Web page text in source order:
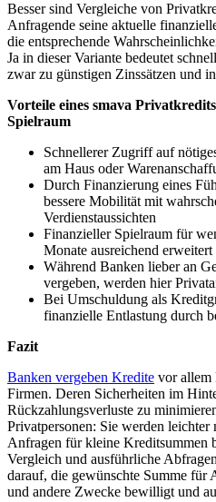
Besser sind Vergleiche von
Anfragende seine aktuelle
die entsprechende
Ja in dieser Variante bedeutet
zwar zu günstigen Zinssätzen und
Vorteile eines smava
Spielraum
Schnellerer Zugriff auf
am Haus oder
Durch Finanzierung eines
bessere Mobilität mit
Verdienstaussichten
Finanzieller Spielraum für
Monate ausreichend erweitert
Während Banken lieber an
vergeben, werden hier
Bei Umschuldung als
finanzielle Entlastung durch
Fazit
Banken vergeben Kredite vor allem
Firmen. Deren Sicherheiten im
Rückzahlungsverluste zu
Privatpersonen: Sie werden
Anfragen für kleine Kreditsummen
Vergleich und ausführliche
darauf, die gewünschte Summe für
und andere Zwecke bewilligt und